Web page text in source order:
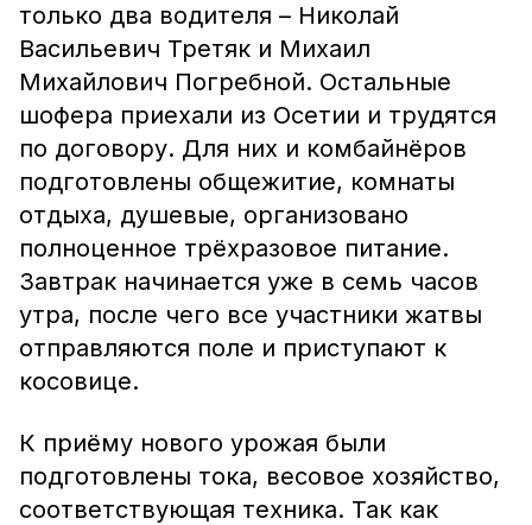
только два водителя – Николай
Васильевич Третяк и Михаил
Михайлович Погребной. Остальные
шофера приехали из Осетии и трудятся
по договору. Для них и комбайнёров
подготовлены общежитие, комнаты
отдыха, душевые, организовано
полноценное трёхразовое питание.
Завтрак начинается уже в семь часов
утра, после чего все участники жатвы
отправляются поле и приступают к
косовице.
К приёму нового урожая были
подготовлены тока, весовое хозяйство,
соответствующая техника. Так как